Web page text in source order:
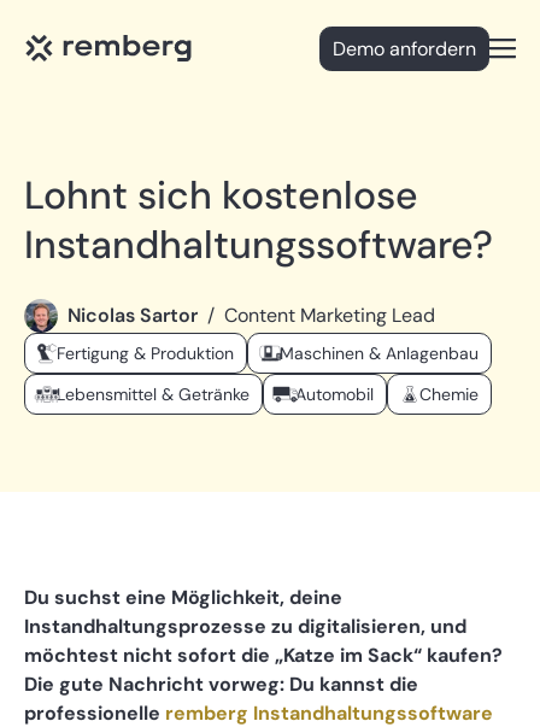
Demo anfordern
Lohnt sich kostenlose
Instandhaltungssoftware?
Nicolas Sartor / Content Marketing Lead
Fertigung & Produktion
Maschinen & Anlagenbau
Lebensmittel & Getränke
Automobil Chemie
Du suchst eine Möglichkeit, deine
Instandhaltungsprozesse zu digitalisieren, und
möchtest nicht sofort die „Katze im Sack“ kaufen?
Die gute Nachricht vorweg: Du kannst die
professionelle remberg Instandhaltungssoftware